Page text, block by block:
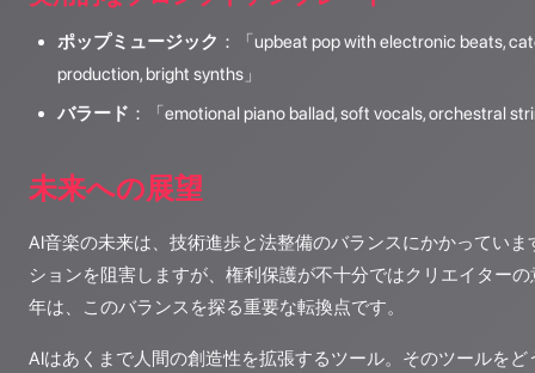
ポップミュージック ：「upbeat pop with electronic beats,
production, bright synths」
バラード ：「emotional piano ballad, soft vocals, orchestral
未来への展望
AI音楽の未来は、技術進歩と法整備のバランスにかかってい
ションを阻害しますが、権利保護が不十分ではクリエイター
年は、このバランスを探る重要な転換点です。
AIはあくまで人間の創造性を拡張するツール。そのツールを